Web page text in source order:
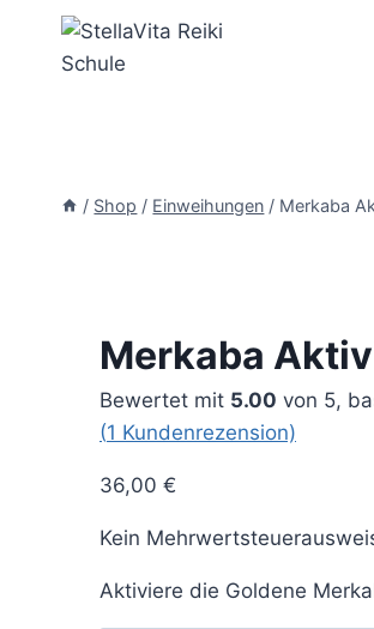
springen
/ Shop / Einweihungen / Merkaba
Merkaba
Bewertet mit 5.00 von 5,
(1 Kundenrezension)
36,00 €
Kein
Aktiviere die Goldene